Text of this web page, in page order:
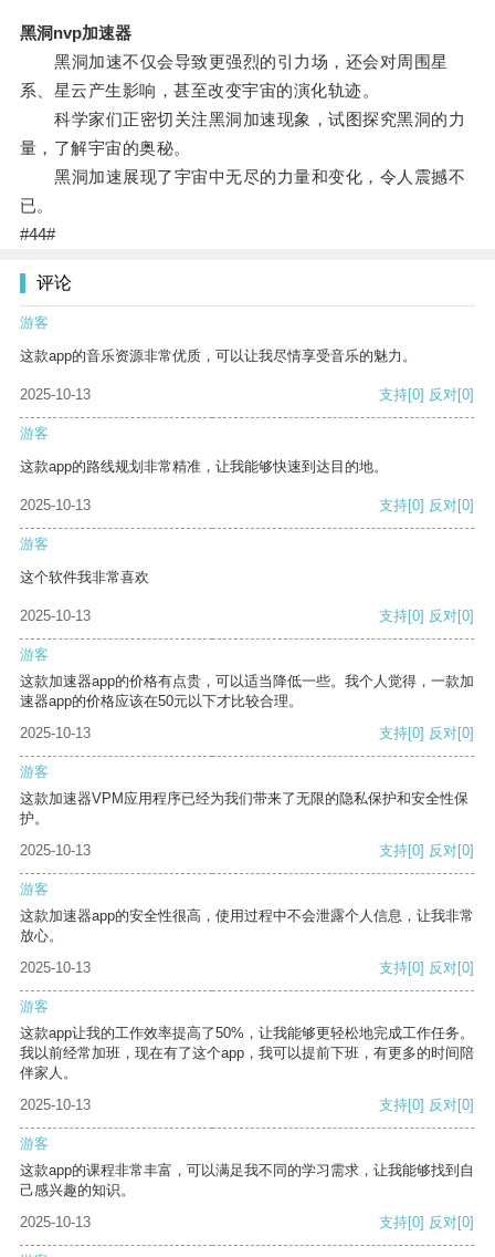
黑洞nvp加速器
黑洞加速不仅会导致更强烈的引力场，还会对周围星
系、星云产生影响，甚至改变宇宙的演化轨迹。
科学家们正密切关注黑洞加速现象，试图探究黑洞的力
量，了解宇宙的奥秘。
黑洞加速展现了宇宙中无尽的力量和变化，令人震撼不
已。
#44#
评论
游客
这款app的音乐资源非常优质，可以让我尽情享受音乐的魅力。
2025-10-13 支持[0] 反对[0]
游客
这款app的路线规划非常精准，让我能够快速到达目的地。
2025-10-13 支持[0] 反对[0]
游客
这个软件我非常喜欢
2025-10-13 支持[0] 反对[0]
游客
这款加速器app的价格有点贵，可以适当降低一些。我个人觉得，一款加
速器app的价格应该在50元以下才比较合理。
2025-10-13
支持[0] 反对[0]
游客
这款加速器VPM应用程序已经为我们带来了无限的隐私保护和安全性保
护。
2025-10-13
支持[0] 反对[0]
游客
这款加速器app的安全性很高，使用过程中不会泄露个人信息，让我非常
放心。
2025-10-13
支持[0] 反对[0]
游客
这款app让我的工作效率提高了50%，让我能够更轻松地完成工作任务。
我以前经常加班，现在有了这个app，我可以提前下班，有更多的时间陪
伴家人。
2025-10-13
支持[0] 反对[0]
游客
这款app的课程非常丰富，可以满足我不同的学习需求，让我能够找到自
己感兴趣的知识。
2025-10-13
支持[0] 反对[0]